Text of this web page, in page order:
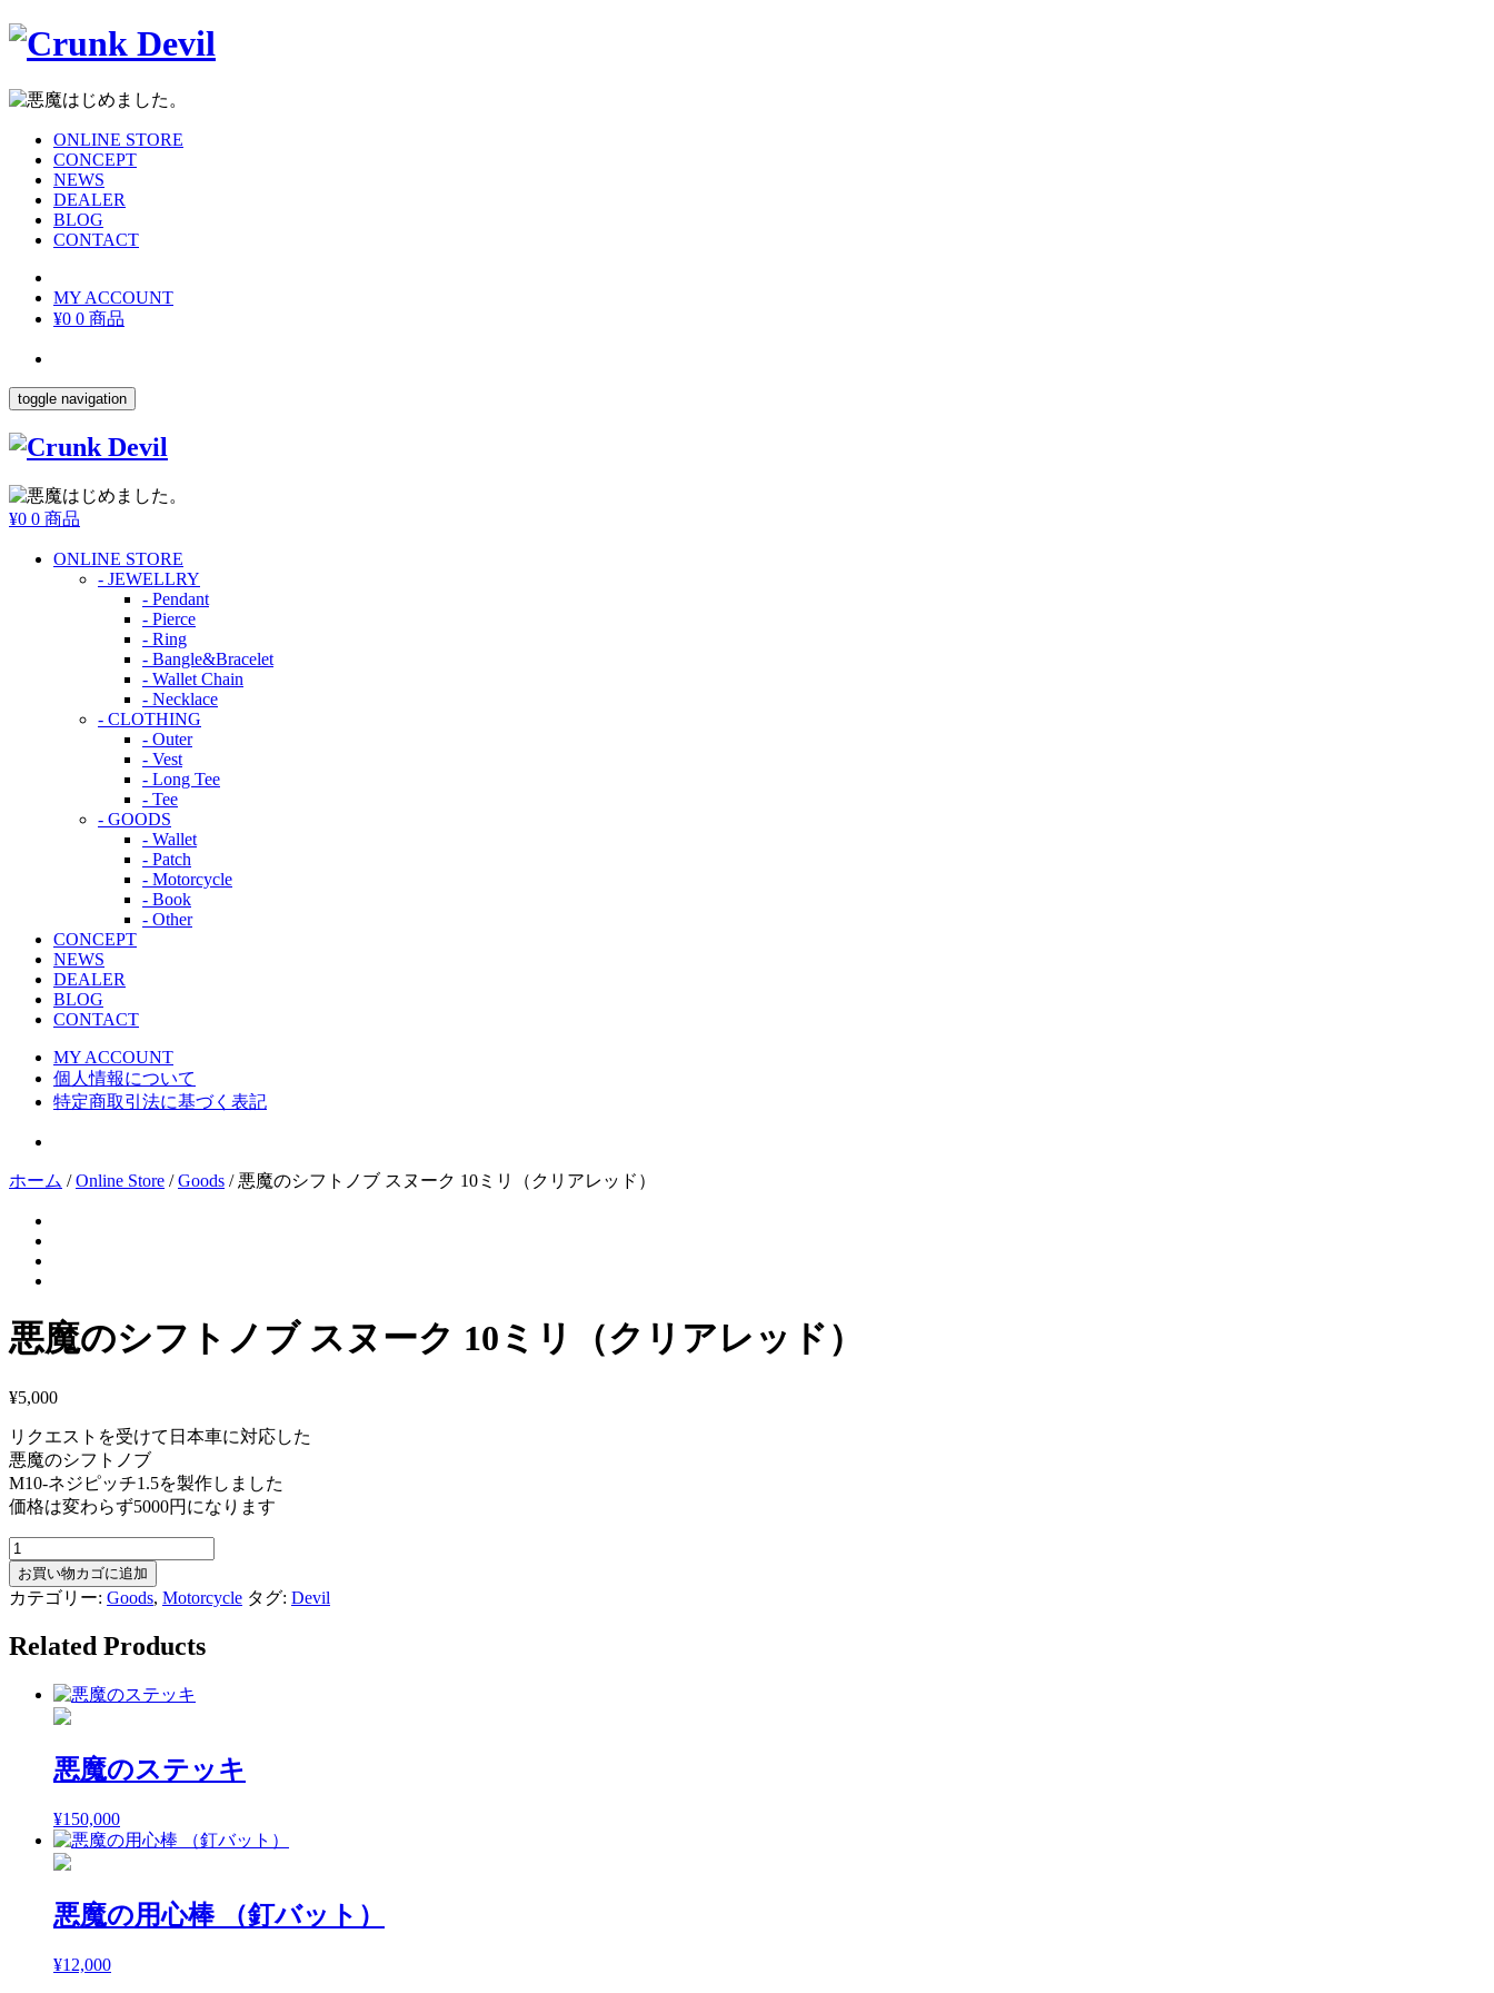
ONLINE STORE
CONCEPT
NEWS
DEALER
BLOG
CONTACT
MY ACCOUNT
¥0 0 商品
toggle navigation
¥0 0 商品
ONLINE STORE
- JEWELLRY
- Pendant
- Pierce
- Ring
- Bangle&Bracelet
- Wallet Chain
- Necklace
- CLOTHING
- Outer
- Vest
- Long Tee
- Tee
- GOODS
- Wallet
- Patch
- Motorcycle
- Book
- Other
CONCEPT
NEWS
DEALER
BLOG
CONTACT
MY ACCOUNT
個人情報について
特定商取引法に基づく表記
ホーム /Online Store /Goods / 悪魔のシフトノブ スヌーク 10ミリ（クリアレッド）
悪魔のシフトノブ スヌーク 10ミリ（クリアレッド）
¥5,000
リクエストを受けて日本車に対応した
悪魔のシフトノブ
M10-ネジピッチ1.5を製作しました
価格は変わらず5000円になります
悪
魔
の
フ
お買い物カゴに追加
カテゴリー: Goods, Motorcycle タグ: Devil
Related Products
悪魔のステッキ
¥150,000
悪魔の用心棒 （釘バット）
¥12,000